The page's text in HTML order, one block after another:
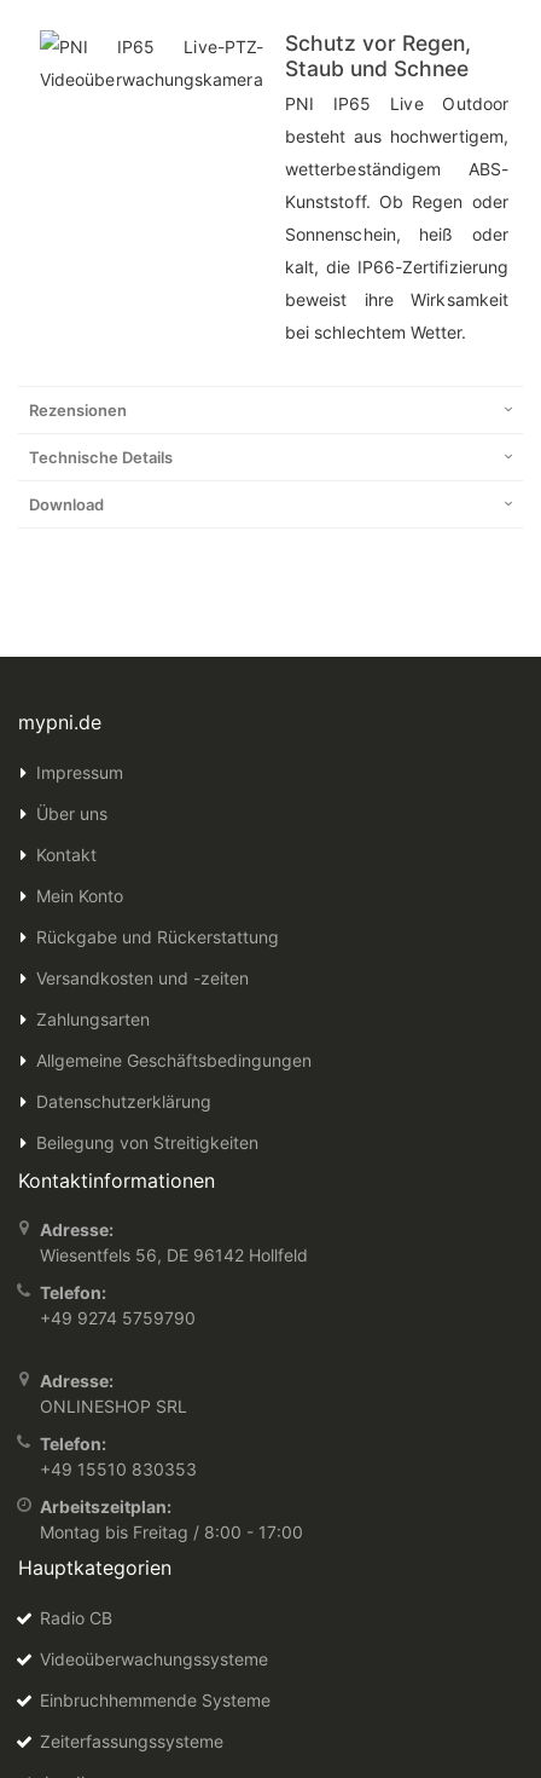
Schutz vor Regen,
Staub und Schnee
PNI IP65 Live Outdoor
besteht aus hochwertigem,
wetterbeständigem ABS-
Kunststoff. Ob Regen oder
Sonnenschein, heiß oder
kalt, die IP66-Zertifizierung
beweist ihre Wirksamkeit
bei schlechtem Wetter.
Rezensionen
Technische Details
Download
mypni.de
Impressum
Über uns
Kontakt
Mein Konto
Rückgabe und Rückerstattung
Versandkosten und -zeiten
Zahlungsarten
Allgemeine Geschäftsbedingungen
Datenschutzerklärung
Beilegung von Streitigkeiten
Kontaktinformationen
Adresse:
Wiesentfels 56, DE 96142 Hollfeld
Telefon:
+49 9274 5759790
Adresse:
ONLINESHOP SRL
Telefon:
+49 15510 830353
Arbeitszeitplan:
Montag bis Freitag / 8:00 - 17:00
Hauptkategorien
Radio CB
Videoüberwachungssysteme
Einbruchhemmende Systeme
Zeiterfassungssysteme